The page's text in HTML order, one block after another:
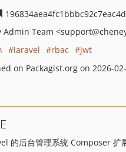
Admin Team <support
laravel rbac
jwt
on Packagist.org on 2026-
的后台管理系统 Composer 扩